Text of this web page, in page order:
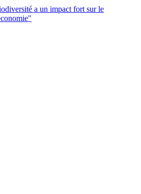
a un impact fort sur le